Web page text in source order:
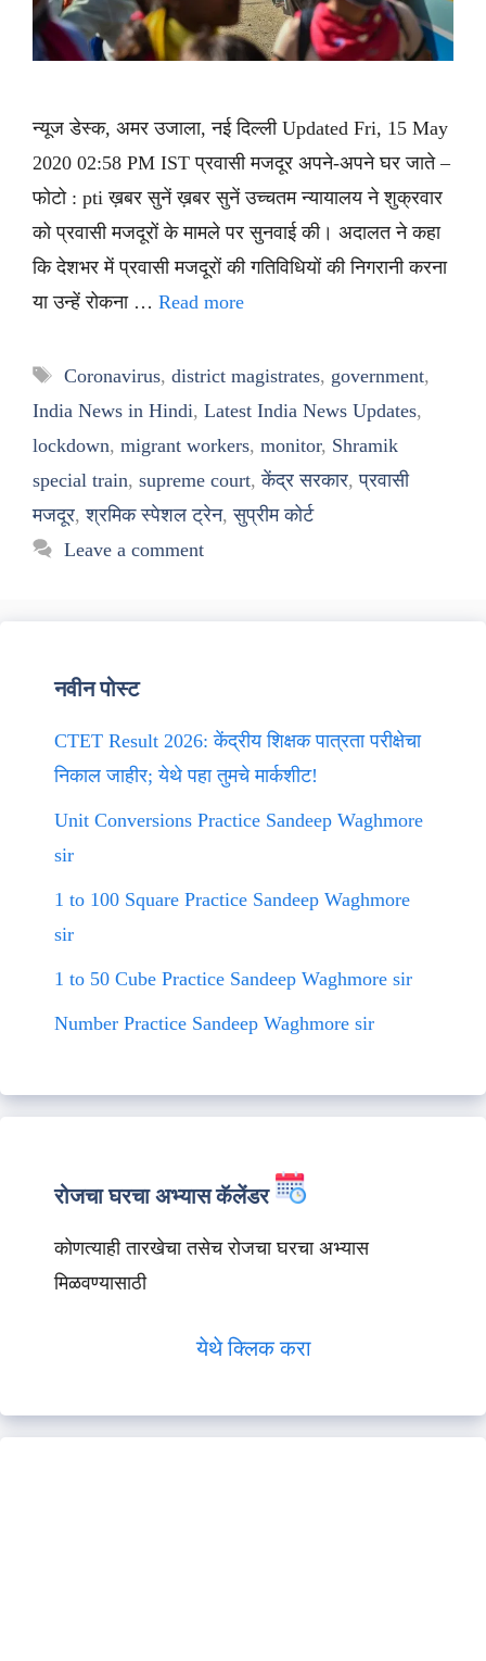
न्यूज डेस्क, अमर उजाला, नई दिल्ली Updated Fri, 15 May
2020 02:58 PM IST प्रवासी मजदूर अपने-अपने घर जाते –
फोटो : pti ख़बर सुनें ख़बर सुनें उच्चतम न्यायालय ने शुक्रवार
को प्रवासी मजदूरों के मामले पर सुनवाई की। अदालत ने कहा
कि देशभर में प्रवासी मजदूरों की गतिविधियों की निगरानी करना
या उन्हें रोकना … Read more
Tags
Coronavirus, district magistrates, government,
India News in Hindi, Latest India News Updates,
lockdown, migrant workers, monitor, Shramik
special train, supreme court,केंद्र सरकार,प्रवासी
मजदूर,श्रमिक स्पेशल ट्रेन,सुप्रीम कोर्ट
Leave a comment
नवीन पोस्ट
CTET Result 2026: केंद्रीय शिक्षक पात्रता परीक्षेचा
निकाल जाहीर; येथे पहा तुमचे मार्कशीट!
Unit Conversions Practice Sandeep Waghmore
sir
1 to 100 Square Practice Sandeep Waghmore
sir
1 to 50 Cube Practice Sandeep Waghmore sir
Number Practice Sandeep Waghmore sir
रोजचा घरचा अभ्यास कॅलेंडर
कोणत्याही तारखेचा तसेच रोजचा घरचा अभ्यास
मिळवण्यासाठी
येथे क्लिक करा